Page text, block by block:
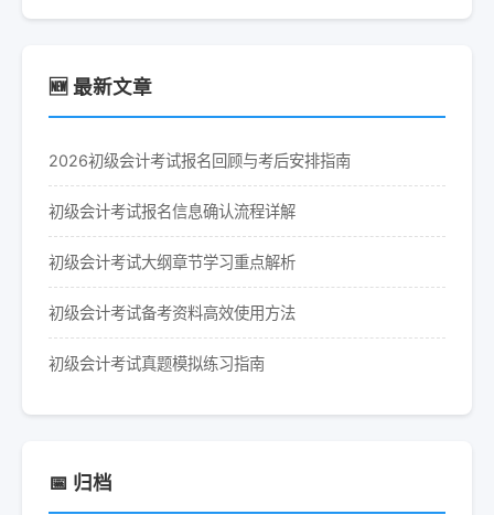
🆕 最新文章
2026初级会计考试报名回顾与考后安排指南
初级会计考试报名信息确认流程详解
初级会计考试大纲章节学习重点解析
初级会计考试备考资料高效使用方法
初级会计考试真题模拟练习指南
📅 归档